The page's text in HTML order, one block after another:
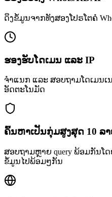
ດຶງຂໍ້ມູນຈາກທັງສອງໂປຣໂຕຄໍ
ຮອງຮັບໂດເມນ ແລະ IP
ຈຳແນກ ແລະ ສອບຖາມໂດເມນເ
ອັດຕະໂນມັດ
ຄົ້ນຫາເປັນກຸ່ມສູງສຸດ 10 ລ
ສອບຖາມຫຼາຍ query ພ້ອມກັນ
ຂໍ້ມູນໄປພ້ອມໆກັນ